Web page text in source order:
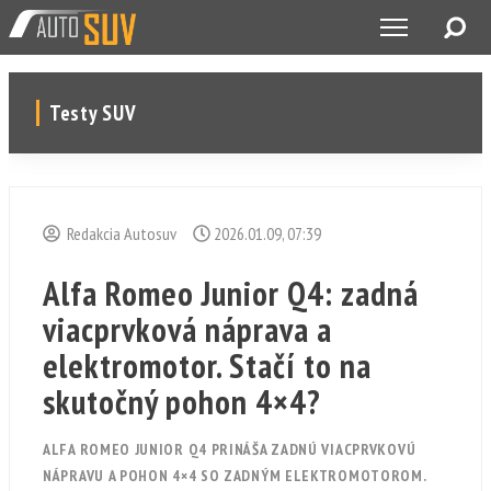
Testy SUV
Redakcia Autosuv 2026.01.09, 07:39
Alfa Romeo Junior Q4: zadná
viacprvková náprava a
elektromotor. Stačí to na
skutočný pohon 4×4?
ALFA ROMEO JUNIOR Q4 PRINÁŠA ZADNÚ VIACPRVKOVÚ
NÁPRAVU A POHON 4×4 SO ZADNÝM ELEKTROMOTOROM.